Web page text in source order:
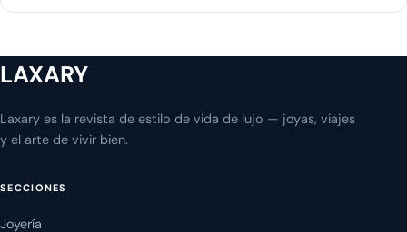
LAXARY
Laxary es la revista de estilo de vida de lujo — joyas, viajes
y el arte de vivir bien.
SECCIONES
Joyería